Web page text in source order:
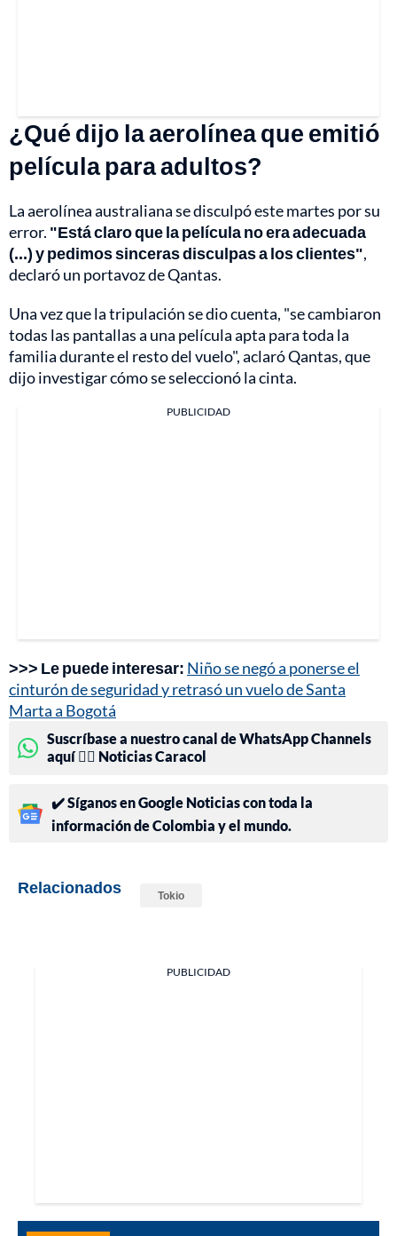
¿Qué dijo la aerolínea que emitió
película para adultos?
La aerolínea australiana se disculpó este martes por su
error. "Está claro que la película no era adecuada
(...) y pedimos sinceras disculpas a los clientes",
declaró un portavoz de Qantas.
Una vez que la tripulación se dio cuenta, "se cambiaron
todas las pantallas a una película apta para toda la
familia durante el resto del vuelo", aclaró Qantas, que
dijo investigar cómo se seleccionó la cinta.
PUBLICIDAD
>>> Le puede interesar: Niño se negó a ponerse el
cinturón de seguridad y retrasó un vuelo de Santa
Marta a Bogotá
Suscríbase a nuestro canal de WhatsApp Channels
aquí 👉🏻 Noticias Caracol
✔️ Síganos en Google Noticias con toda la
información de Colombia y el mundo.
Relacionados Tokio
PUBLICIDAD